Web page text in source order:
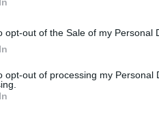
opt-out of the Sale of my Personal
opt-out of processing my Personal
per
della Mobilità
ai sensi della
171 final) SA